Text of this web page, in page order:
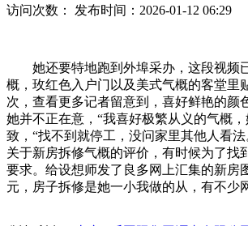
访问次数： 发布时间：2026-01-12 06:29
她还要特地跑到外埠采办，这段视频已
概，玫红色入户门以及美式气概的客堂里
次，查看更多记者留意到，喜好鲜艳的颜
她并不正在意，“我喜好极繁从义的气概
致，“找不到就停工，没问家里其他人看
关于新房拆修气概的评价，有时候为了找
要求。给设想师发了良多网上汇集的新房
元，房子拆修是她一小我做的从，有不少